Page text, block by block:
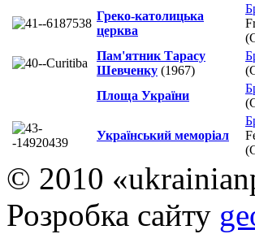
Греко-католицька
церква
Пам'ятник Тарасу
Шевченку (1967)
Площа України
Український меморіал
© 2010
Розробка сайту